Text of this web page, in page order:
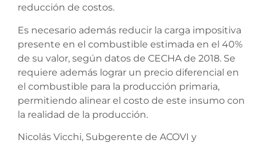
reducción de costos.
Es necesario además reducir la carga impositiva
presente en el combustible estimada en el 40%
de su valor, según datos de CECHA de 2018. Se
requiere además lograr un precio diferencial en
el combustible para la producción primaria,
permitiendo alinear el costo de este insumo con
la realidad de la producción.
Nicolás Vicchi, Subgerente de ACOVI y